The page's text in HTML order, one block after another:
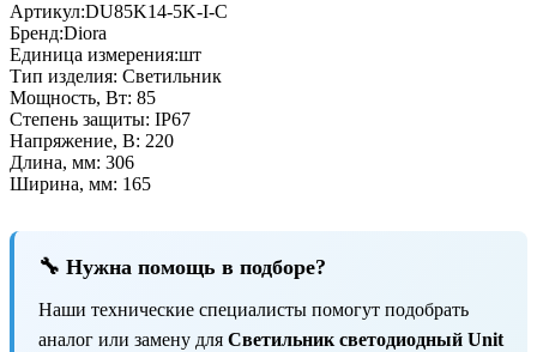
Артикул:DU85K14-5K-I-C
Бренд:Diora
Единица измерения:шт
Тип изделия: Светильник
Мощность, Вт: 85
Степень защиты: IP67
Напряжение, В: 220
Длина, мм: 306
Ширина, мм: 165
🔧 Нужна помощь в подборе?
Наши технические специалисты помогут подобрать
аналог или замену для Светильник светодиодный Unit